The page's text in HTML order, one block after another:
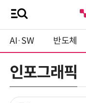
AI·SW 반도체
인포그래픽